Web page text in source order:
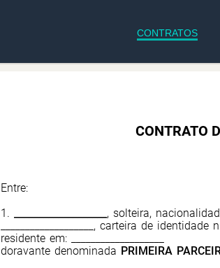
CONTRATOS
CONTRATO
Entre:
1.
, solteira,
___________________, carteira de identidade
residente em: ___________________
doravante denominada PRIMEIRA